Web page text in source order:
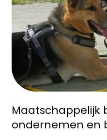
Maatschappelijk
ondernemen en